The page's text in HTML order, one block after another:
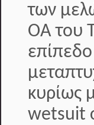
των
ΟΑ του
κυρίως
wetsuit